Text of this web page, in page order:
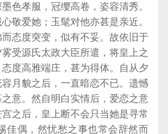
色孝服，冠缨高卷，姿容清秀。
敬爱她；玉髦对他亦甚是亲近。
态度突变，似有不妥。故依旧于
受源氏太政大臣所遣，将皇上之
度高雅端庄，甚为得体。自从夕
月貌之后，一直暗恋不已。遗憾
意。然自明白实情后，爱恋之意
之后，皇上断不会只当她是寻常
佳偶，然忧愁之事也常会辞然而